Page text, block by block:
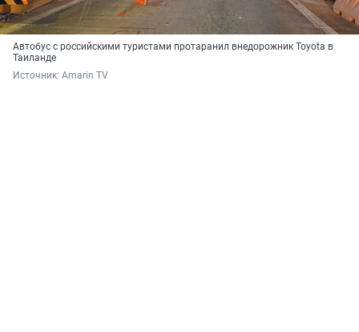
Автобус с российскими туристами протаранил внедорожник Toyota в
Таиланде
Источник: Amarin TV